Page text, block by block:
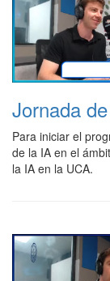
Jornada
Para iniciar el
de la IA en el
la IA en la UCA.